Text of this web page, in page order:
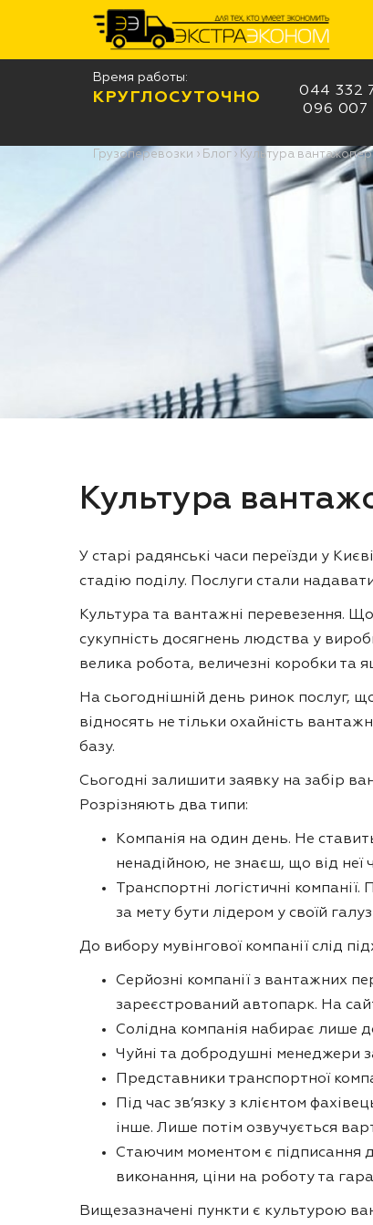
Время работы:
КРУГЛОСУТОЧНО 044 332
096 007
Грузоперевозки › Блог› Культура
Культура
У старі радянські часи переїзди у
стадію поділу. Послуги стали
Культура та вантажні перевезення.
сукупність досягнень людства у
велика робота, величезні коробки та
На сьогоднішній день ринок послуг,
відносять не тільки охайність
базу.
Сьогодні залишити заявку на забір
Розрізняють два типи:
Компанія на один день. Не
ненадійною, не знаєш, що від неї
Транспортні логістичні
за мету бути лідером у своїй
До вибору мувінгової компанії слід
Серйозні компанії з вантажних
зареєстрований автопарк. На
Солідна компанія набирає лише
Чуйні та добродушні менеджери
Представники транспортної
Під час зв’язку з клієнтом
інше. Лише потім озвучується
Стаючим моментом є підписання
виконання, ціни на роботу та
Вищезазначені пункти є культурою